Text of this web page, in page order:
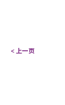
< 上一页